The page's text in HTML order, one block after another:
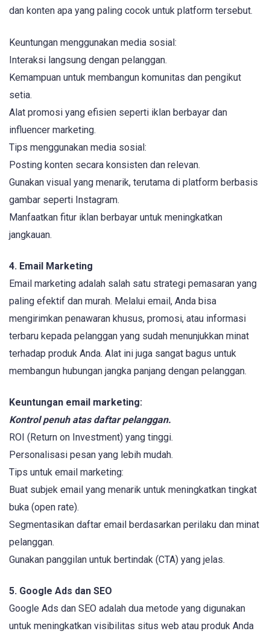
dan konten apa yang paling cocok untuk platform tersebut.
Keuntungan menggunakan media sosial:
Interaksi langsung dengan pelanggan.
Kemampuan untuk membangun komunitas dan pengikut
setia.
Alat promosi yang efisien seperti iklan berbayar dan
influencer marketing.
Tips menggunakan media sosial:
Posting konten secara konsisten dan relevan.
Gunakan visual yang menarik, terutama di platform berbasis
gambar seperti Instagram.
Manfaatkan fitur iklan berbayar untuk meningkatkan
jangkauan.
4. Email Marketing
Email marketing adalah salah satu strategi pemasaran yang
paling efektif dan murah. Melalui email, Anda bisa
mengirimkan penawaran khusus, promosi, atau informasi
terbaru kepada pelanggan yang sudah menunjukkan minat
terhadap produk Anda. Alat ini juga sangat bagus untuk
membangun hubungan jangka panjang dengan pelanggan.
Keuntungan email marketing:
Kontrol penuh atas daftar pelanggan.
ROI (Return on Investment) yang tinggi.
Personalisasi pesan yang lebih mudah.
Tips untuk email marketing:
Buat subjek email yang menarik untuk meningkatkan tingkat
buka (open rate).
Segmentasikan daftar email berdasarkan perilaku dan minat
pelanggan.
Gunakan panggilan untuk bertindak (CTA) yang jelas.
5. Google Ads dan SEO
Google Ads dan SEO adalah dua metode yang digunakan
untuk meningkatkan visibilitas situs web atau produk Anda